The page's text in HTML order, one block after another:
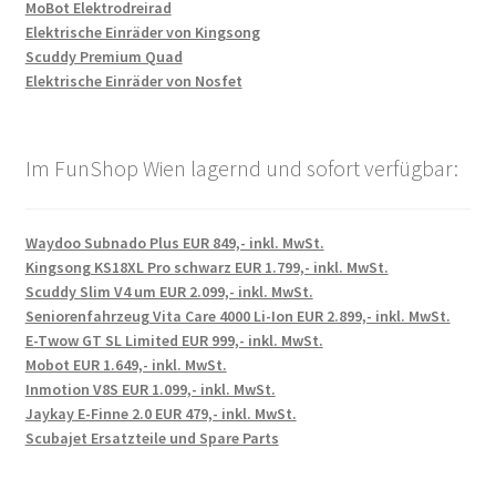
MoBot Elektrodreirad
Elektrische Einräder von Kingsong
Scuddy Premium Quad
Elektrische Einräder von Nosfet
Im FunShop Wien lagernd und sofort verfügbar:
Waydoo Subnado Plus EUR 849,- inkl. MwSt.
Kingsong KS18XL Pro schwarz EUR 1.799,- inkl. MwSt.
Scuddy Slim V4 um EUR 2.099,- inkl. MwSt.
Seniorenfahrzeug Vita Care 4000 Li-Ion EUR 2.899,- inkl. MwSt.
E-Twow GT SL Limited EUR 999,- inkl. MwSt.
Mobot EUR 1.649,- inkl. MwSt.
Inmotion V8S EUR 1.099,- inkl. MwSt.
Jaykay E-Finne 2.0 EUR 479,- inkl. MwSt.
Scubajet Ersatzteile und Spare Parts